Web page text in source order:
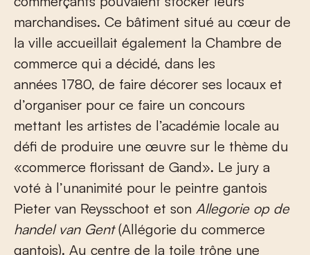
marchandises. Ce bâtiment situé au cœur de
la ville accueillait également la Chambre de
commerce qui a décidé, dans les
années 1780, de faire décorer ses locaux et
d’organiser pour ce faire un concours
mettant les artistes de l’académie locale au
défi de produire une œuvre sur le thème du
«commerce florissant de Gand». Le jury a
voté à l’unanimité pour le peintre gantois
Pieter van Reysschoot et son Allegorie op de
handel van Gent(Allégorie du commerce
gantois). Au centre de la toile trône une